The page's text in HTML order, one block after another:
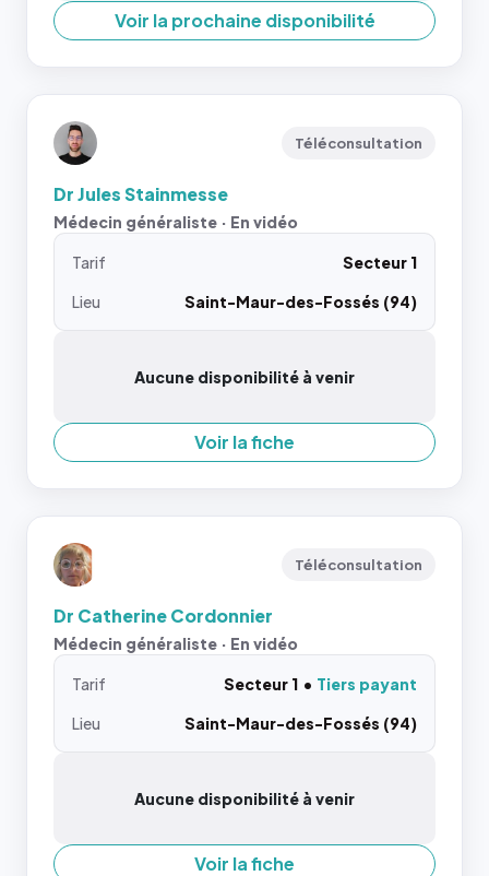
Voir la prochaine disponibilité
Téléconsultation
Dr Jules Stainmesse
Médecin généraliste · En vidéo
Tarif
Secteur 1
Lieu
Saint-Maur-des-Fossés (94)
Aucune disponibilité à venir
Voir la fiche
Téléconsultation
Dr Catherine Cordonnier
Médecin généraliste · En vidéo
Tarif Secteur 1
Tiers payant
Lieu
Saint-Maur-des-Fossés (94)
Aucune disponibilité à venir
Voir la fiche